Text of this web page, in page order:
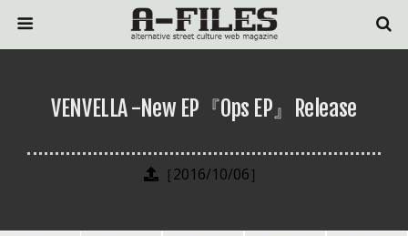
VENVELLA -New EP『Ops EP』Release
［2016/10/06］